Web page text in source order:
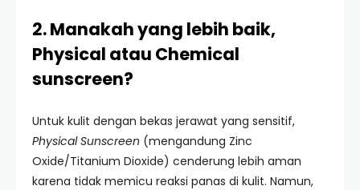
2. Manakah yang lebih baik,
Physical atau Chemical
sunscreen?
Untuk kulit dengan bekas jerawat yang sensitif,
Physical Sunscreen (mengandung Zinc
Oxide/Titanium Dioxide) cenderung lebih aman
karena tidak memicu reaksi panas di kulit. Namun,